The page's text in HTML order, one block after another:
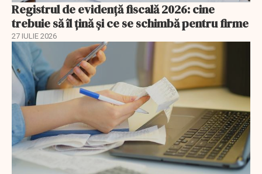
Registrul de evidență fiscală 2026: cine
trebuie să îl țină și ce se schimbă pentru firme
27 IULIE 2026